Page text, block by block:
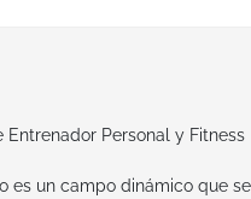
Entrenador Personal y Fitness
es un campo dinámico que se